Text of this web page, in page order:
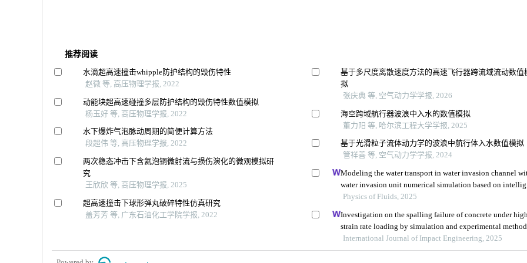
推荐阅读
水滴超高速撞击whipple防护结构的毁伤特性
赵微 等, 高压物理学报, 2022
动能块超高速碰撞多层防护结构的毁伤特性数值模拟
杨玉好 等, 高压物理学报, 2022
水下爆炸气泡脉动周期的简便计算方法
段超伟 等, 高压物理学报, 2022
两次稳态冲击下含氦泡铜微射流与损伤演化的微观模拟研
究
王欣欣 等, 高压物理学报, 2025
超高速撞击下球形弹丸破碎特性仿真研究
盖芳芳 等, 广东石油化工学院学报, 2022
基于多尺度离散速度方法的高速飞行器跨流域流动数值
拟
张庆典 等, 空气动力学学报, 2026
海空跨域航行器波浪中入水的数值模拟
董力阳 等, 哈尔滨工程大学学报, 2025
基于光滑粒子流体动力学的波浪中航行体入水数值模拟
管祥善 等, 空气动力学学报, 2024
Modeling the water transport in water invasion channel
water invasion unit numerical simulation based on
proxies
Physics of Fluids, 2025
Investigation on the spalling failure of concrete under high
strain rate loading by simulation and experimental method
International Journal of Impact Engineering, 2025